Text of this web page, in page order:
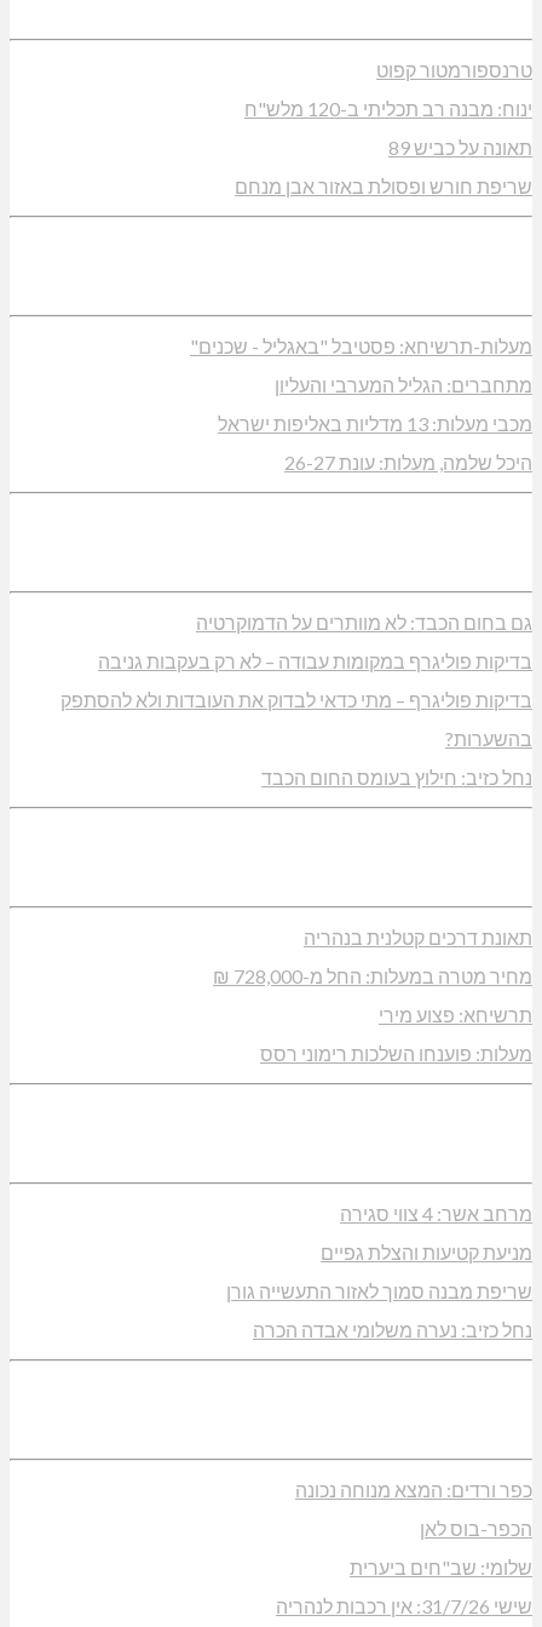
טרנספורמטור קפוט
ינוח: מבנה רב תכליתי ב-120 מלש"ח
תאונה על כביש 89
שריפת חורש ופסולת באזור אבן מנחם
מעלות-תרשיחא: פסטיבל "באגליל - שכנים"
מתחברים: הגליל המערבי והעליון
מכבי מעלות: 13 מדליות באליפות ישראל
היכל שלמה, מעלות: עונת 26-27
גם בחום הכבד: לא מוותרים על הדמוקרטיה
בדיקות פוליגרף במקומות עבודה – לא רק בעקבות גניבה
בדיקות פוליגרף – מתי כדאי לבדוק את העובדות ולא להסתפק
בהשערות?
נחל כזיב: חילוץ בעומס החום הכבד
תאונת דרכים קטלנית בנהריה
מחיר מטרה במעלות: החל מ-728,000 ₪
תרשיחא: פצוע מירי
מעלות: פוענחו השלכות רימוני רסס
מרחב אשר: 4 צווי סגירה
מניעת קטיעות והצלת גפיים
שריפת מבנה סמוך לאזור התעשייה גורן
נחל כזיב: נערה משלומי אבדה הכרה
כפר ורדים: המצא מנוחה נכונה
הכפר-בוס לאן
שלומי: שב"חים ביערית
שישי 31/7/26: אין רכבות לנהריה